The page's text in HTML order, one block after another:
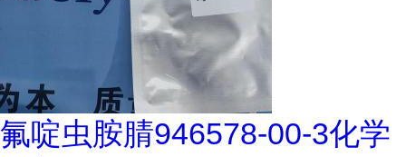
氟啶虫胺腈946578-00-3化学